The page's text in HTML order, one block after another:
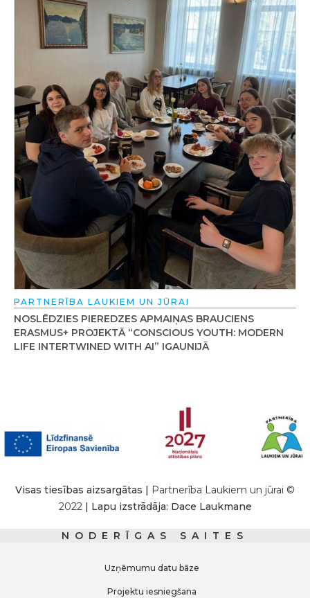
PARTNERĪBA LAUKIEM UN JŪRAI
NOSLĒDZIES PIEREDZES APMAIŅAS BRAUCIENS
ERASMUS+ PROJEKTĀ “CONSCIOUS YOUTH: MODERN
LIFE INTERTWINED WITH AI” IGAUNIJĀ
Visas tiesības aizsargātas | Partnerība Laukiem un jūrai ©
2022| Lapu izstrādāja: Dace Laukmane
NODERĪGAS SAITES
Uzņēmumu datu bāze
Projektu iesniegšana